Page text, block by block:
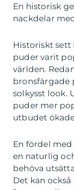
En historisk
nackdelar
Historiskt sett
puder varit
världen.
bronsfärgade
solkysst look.
puder mer
utbudet
En fördel
en naturlig
behöva
Det kan